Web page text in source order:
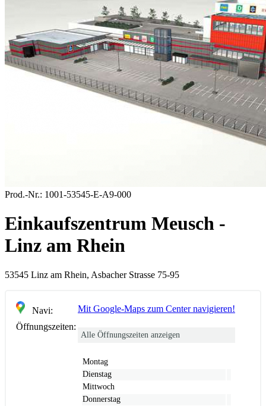
Prod.-Nr.: 1001-53545-E-A9-000
Einkaufszentrum Meusch -
Linz am Rhein
53545 Linz am Rhein, Asbacher Strasse 75-95
Navi:
Mit Google-Maps zum Center navigieren!
Öffnungszeiten:
Alle Öffnungszeiten anzeigen
Montag
Dienstag
Mittwoch
Donnerstag